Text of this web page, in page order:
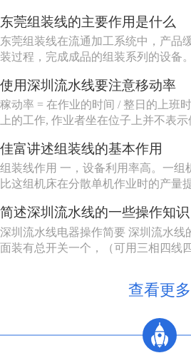
装线工作站特性（工人可以坐、站、
起移动等） 6.东莞组装线的长度（几
东莞组装线的主要作用是什么
东莞组装线在流通加工系统中，产品
装过程，完成成品的组装系列的设备
提高数倍。 二、在制品减少80%左右
定，自动加工系统由一自或多台机床
运转的能...
使用深圳流水线要注意移动率
稼动率 = 在作业的时间 / 整日的上班
上的工作, 作业者坐在位子上并不表
能全天对每个作业者进行测量, 所以有
测量, 其实说穿了就是不时去看作业
佳富讲述组装线的基本作用
组装线作用 一，设备利用率高。一组
比这组机床在分散单机作业时的产量
多台机床组成，发生故障时，有降级
也有自行绕过故障机床的能力。 四，
过程中，装卸...
简述深圳流水线的一些操作知识
深圳流水线电器操作简要 深圳流水线
面装有总开关一个，（可用三相四线
U, V, W接电动机，3，4接调速电机的
查看更多